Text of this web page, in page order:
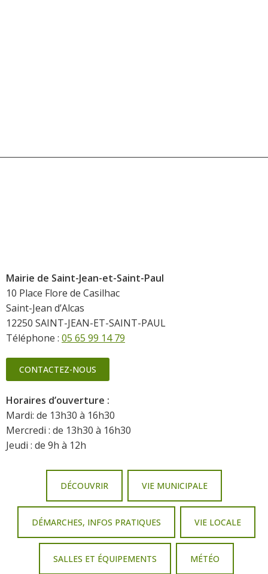
Mairie de Saint-Jean-et-Saint-Paul
10 Place Flore de Casilhac
Saint-Jean d’Alcas
12250 SAINT-JEAN-ET-SAINT-PAUL
Téléphone : 05 65 99 14 79
CONTACTEZ-NOUS
Horaires d’ouverture :
Mardi: de 13h30 à 16h30
Mercredi : de 13h30 à 16h30
Jeudi : de 9h à 12h
DÉCOUVRIR VIE MUNICIPALE
DÉMARCHES, INFOS PRATIQUES VIE LOCALE
SALLES ET ÉQUIPEMENTS MÉTÉO